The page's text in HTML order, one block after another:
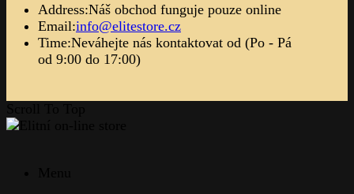
Address:Náš obchod funguje pouze online
Email:info@elitestore.cz
Time:Neváhejte nás kontaktovat od (Po - Pá
od 9:00 do 17:00)